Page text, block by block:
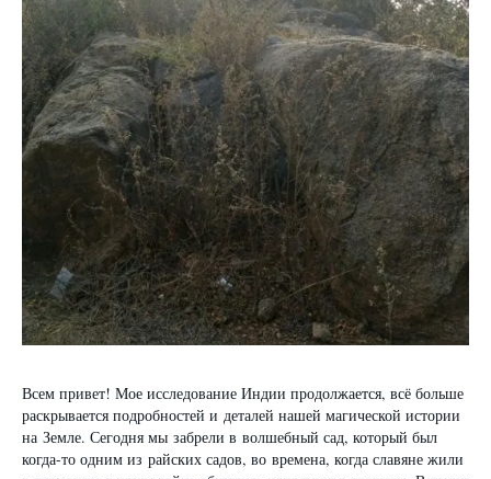
Всем привет! Мое исследование Индии продолжается, всё больше
раскрывается подробностей и деталей нашей магической истории
на Земле. Сегодня мы забрели в волшебный сад, который был
когда-то одним из райских садов, во времена, когда славяне жили